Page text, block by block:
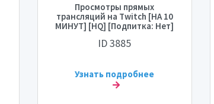
Просмотры прямых
трансляций на Twitch [НА 10
МИНУТ] [HQ] [Подпитка: Нет]
[Максимум: 500] [Время
начала: МГНОВЕННО]
ID 3885
Узнать подробнее